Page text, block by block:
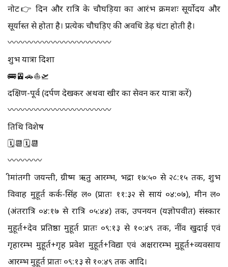
नोट👉 दिन और रात्रि के चौघड़िया का आरंभ क्रमशः सूर्योदय और
सूर्यास्त से होता है। प्रत्येक चौघड़िए की अवधि डेढ़ घंटा होती है।
〰️〰️〰️〰️〰️〰️〰️〰️〰️〰️〰️〰️
शुभ यात्रा दिशा
🚌🚈🚗⛵🛫
दक्षिण-पूर्व (दर्पण देखकर अथवा खीर का सेवन कर यात्रा करें)
〰️〰️〰️〰️〰️〰️〰️〰️〰️〰️〰️〰️
तिथि विशेष
🗓📆🗓📆
〰️〰️〰️〰️
श्रीमांतगी जयन्ती, ग्रीष्म ऋतु आरम्भ, भद्रा १७:५० से २८:१५ तक, शुभ
विवाह मुहूर्त कर्क-सिंह ल० (प्रातः ११:३२ से सायं ०४:०७), मीन ल०
(अंतरात्रि ०४:१७ से रात्रि ०५:४४) तक, उपनयन (यज्ञोपवीत) संस्कार
मुहूर्त+देव प्रतिष्ठा मुहूर्त प्रातः ०९:१३ से १०:४९ तक, नींव खुदाई एवं
गृहारम्भ मुहूर्त+गृह प्रवेश मुहूर्त+विद्या एवं अक्षरारम्भ मुहूर्त+व्यवसाय
आरम्भ मुहूर्त प्रातः ०९:१३ से १०:४९ तक आदि।